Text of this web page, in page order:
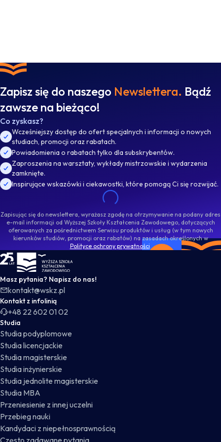
Zapisz się do naszego Newslettera. Bądź
zawsze na bieżąco!
Co zyskasz?
Wcześniejszy dostęp do ofert specjalnych i informacji o nowych
studiach, promocji oraz rabatach.
Powiadomienia o rabatach tylko dla subskrybentów.
Zaproszenia na warsztaty, wykłady mistrzowskie i wydarzenia
zamknięte.
Inspirujące wskazówki i ciekawostki, które pomogą Ci się rozwijać.
Zapisując się do newslettera, wyrażasz zgodę na otrzymywanie na podany adres
e-mail informacji od Wyższej Szkoły Kształcenia Zawodowego, dotyczących
oferowanych za pośrednictwem Serwisu produktów i usług (w tym nowych
kierunków studiów, promocji oraz rabatów) na zasadach określonych w
Polityce ochrony prywatności.
WSKZ - strona główna
Masz pytania? Napisz do nas!
kontakt@wskz.pl
Kontakt z infolinią
+48 22 602 01 02
Studia
Studia podyplomowe
Studia licencjackie
Studia magisterskie
Studia inżynierskie
Studia jednolite magisterskie
Studia MBA
Przeniesienie z innej uczelni
Przebieg nauki
Kandydaci z niepełnosprawnością
Często zadawane pytania